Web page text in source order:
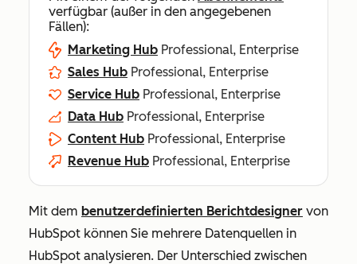
verfügbar (außer in den angegebenen
Fällen):
Marketing Hub Professional, Enterprise
Sales Hub Professional, Enterprise
Service Hub Professional, Enterprise
Data Hub Professional, Enterprise
Content Hub Professional, Enterprise
Revenue Hub Professional, Enterprise
Mit dem benutzerdefinierten Berichtdesigner von
HubSpot können Sie mehrere Datenquellen in
HubSpot analysieren. Der Unterschied zwischen